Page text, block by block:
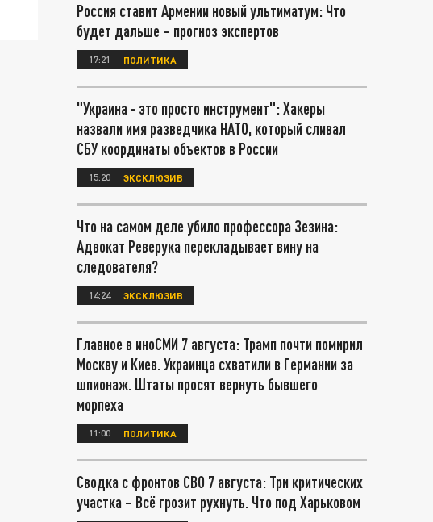
Россия ставит Армении новый ультиматум: Что
будет дальше – прогноз экспертов
17:21 ПОЛИТИКА
"Украина - это просто инструмент": Хакеры
назвали имя разведчика НАТО, который сливал
СБУ координаты объектов в России
15:20 ЭКСКЛЮЗИВ
Что на самом деле убило профессора Зезина:
Адвокат Реверука перекладывает вину на
следователя?
14:24 ЭКСКЛЮЗИВ
Главное в иноСМИ 7 августа: Трамп почти помирил
Москву и Киев. Украинца схватили в Германии за
шпионаж. Штаты просят вернуть бывшего
морпеха
11:00 ПОЛИТИКА
Сводка с фронтов СВО 7 августа: Три критических
участка – Всё грозит рухнуть. Что под Харьковом